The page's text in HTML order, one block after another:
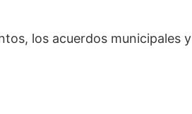
los acuerdos municipales y